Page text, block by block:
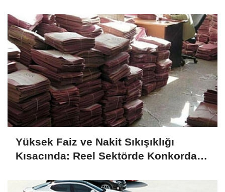
Yüksek Faiz ve Nakit Sıkışıklığı
Kısacında: Reel Sektörde Konkordato